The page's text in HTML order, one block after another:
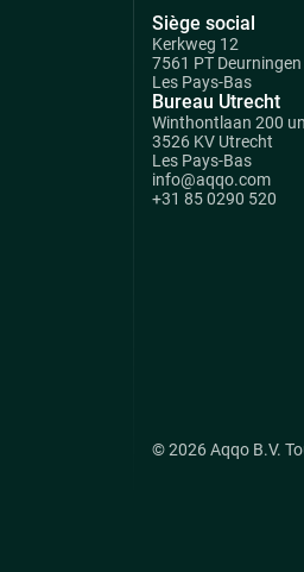
Siège social
Kerkweg 12
7561 PT Deurningen
Les Pays-Bas
Bureau Utrecht
Winthontlaan 200
3526 KV Utrecht
Les Pays-Bas
info@aqqo.com
+31 85 0290 520
© 2026 Aqqo B.V.